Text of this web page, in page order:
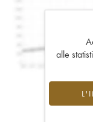
alle